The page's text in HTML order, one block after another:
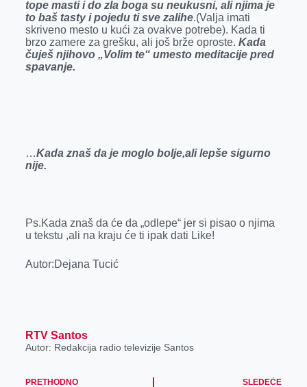
tope masti i do zla boga su neukusni, ali njima je
to baš tasty i pojedu ti sve zalihe.(Valja imati
skriveno mesto u kući za ovakve potrebe). Kada ti
brzo zamere za grešku, ali još brže oproste. Kada
čuješ njihovo „Volim te“ umesto meditacije pred
spavanje.
…Kada znaš da je moglo bolje,ali lepše sigurno
nije.
Ps.Kada znaš da će da „odlepe“ jer si pisao o njima
u tekstu ,ali na kraju će ti ipak dati Like!
Autor:Dejana Tucić
RTV Santos
Autor: Redakcija radio televizije Santos
PRETHODNO SLEDEĆE